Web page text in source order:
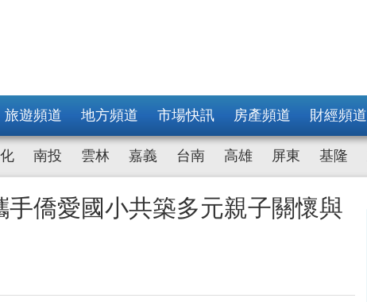
旅遊頻道 地方頻道 市場快訊 房產頻道 財經頻道
南投 雲林 嘉義 台南 高雄 屏東 基隆
僑愛國小共築多元親子關懷與